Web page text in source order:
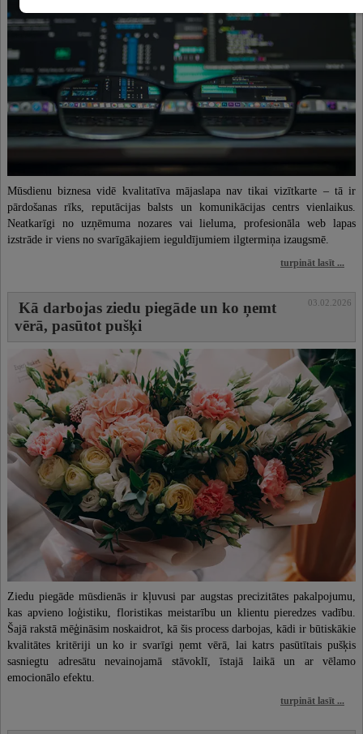
Mūsdienu biznesa vidē kvalitatīva mājaslapa nav tikai vizītkarte – tā ir
pārdošanas rīks, reputācijas balsts un komunikācijas centrs vienlaikus.
Neatkarīgi no uzņēmuma nozares vai lieluma, profesionāla web lapas
izstrāde ir viens no svarīgākajiem ieguldījumiem ilgtermiņa izaugsmē.
turpināt lasīt ...
Kā darbojas ziedu piegāde un ko ņemt
vērā, pasūtot pušķi
03.02.2026
Ziedu piegāde mūsdienās ir kļuvusi par augstas precizitātes pakalpojumu,
kas apvieno loģistiku, floristikas meistarību un klientu pieredzes vadību.
Šajā rakstā mēģināsim noskaidrot, kā šis process darbojas, kādi ir būtiskākie
kvalitātes kritēriji un ko ir svarīgi ņemt vērā, lai katrs pasūtītais pušķis
sasniegtu adresātu nevainojamā stāvoklī, īstajā laikā un ar vēlamo
emocionālo efektu.
turpināt lasīt ...